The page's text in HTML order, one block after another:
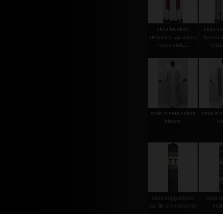
stola bicolore
simbolo e tau colore
rossa viola...
stola
teresa
stola in seta colore
bianca
stola in
stola sogg.doppio
tau filo oro col.verde
stola